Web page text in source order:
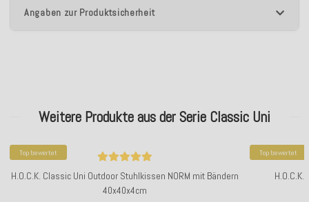
Angaben zur Produktsicherheit
Weitere Produkte aus der Serie Classic Uni
Top bewertet
H.O.C.K. Classic Uni Outdoor Stuhlkissen NORM mit Bändern
40x40x4cm
Top bewertet